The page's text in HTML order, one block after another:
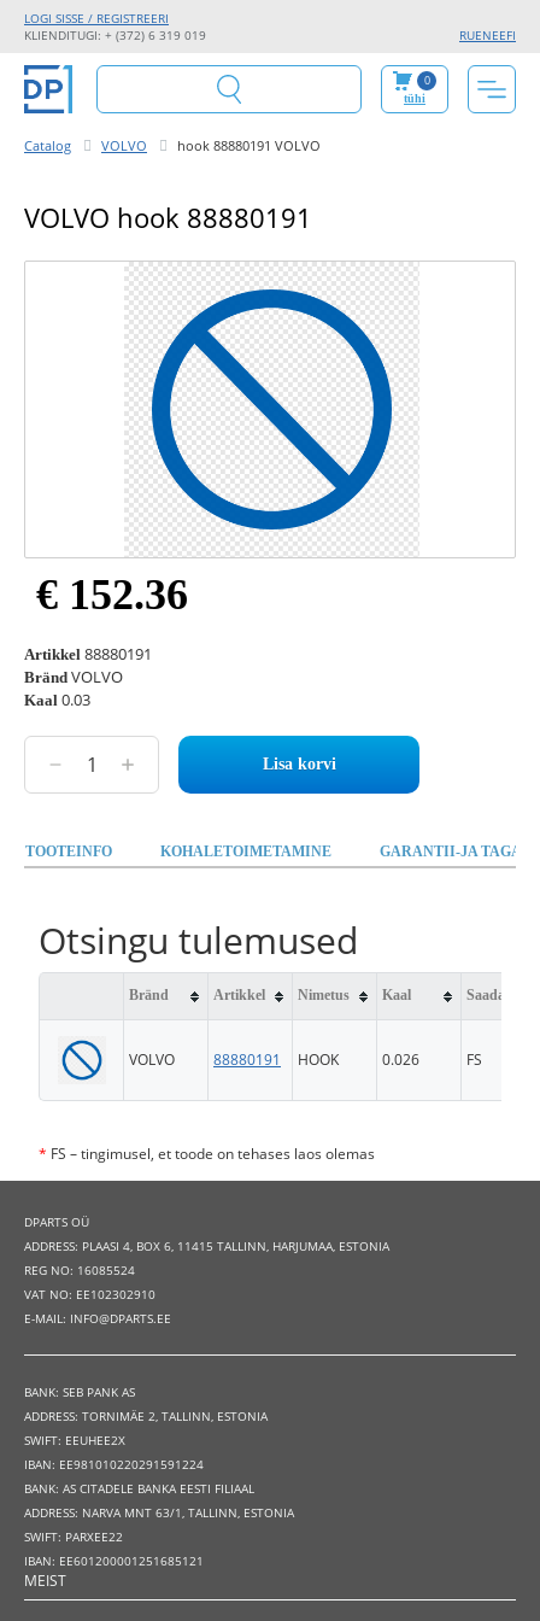
KLIENDITUGI: + (372) 6 319 019 RUENEEFI
LOGI SISSE / REGISTREERI
0
tühi
Catalog VOLVO hook 88880191 VOLVO
VOLVO hook 88880191
€ 152.36
Artikkel 88880191
Bränd VOLVO
Kaal 0.03
Lisa korvi
TOOTEINFO KOHALETOIMETAMINE GARANTII-JA
Otsingu tulemused
Bränd Artikkel Nimetus Kaal Saadavus
VOLVO 88880191 HOOK 0.026 FS
* FS – tingimusel, et toode on tehases laos olemas
DPARTS OÜ
ADDRESS: PLAASI 4, BOX 6, 11415 TALLINN, HARJUMAA, ESTONIA
REG NO: 16085524
VAT NO: EE102302910
E-MAIL: INFO@DPARTS.EE
BANK: SEB PANK AS
ADDRESS: TORNIMÄE 2, TALLINN, ESTONIA
SWIFT: EEUHEE2X
IBAN: EE981010220291591224
BANK: AS CITADELE BANKA EESTI FILIAAL
ADDRESS: NARVA MNT 63/1, TALLINN, ESTONIA
SWIFT: PARXEE22
IBAN: EE601200001251685121
MEIST